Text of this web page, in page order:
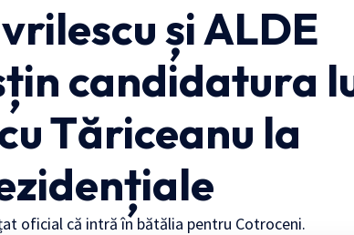
și ALDE
candidatura
Tăriceanu la
oficial că intră în bătălia pentru Cotroceni.